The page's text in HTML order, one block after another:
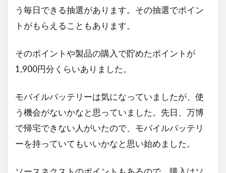
う毎日できる抽選があります。その抽選でポイン
トがもらえることもあります。
そのポイントや製品の購入で貯めたポイントが
1,900円分くらいありました。
モバイルバッテリーは気になっていましたが、使
う機会がないかなと思っていました。先日、万博
で帰宅できない人がいたので、モバイルバッテリ
ーを持っていてもいいかなと思い始めました。